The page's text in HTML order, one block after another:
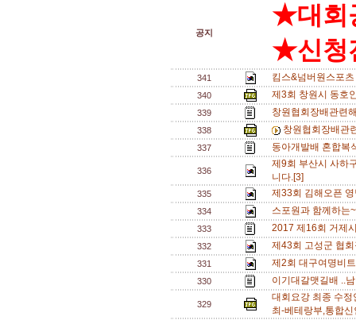
공지
★대회
★신청
341 킴스&넘버원스포
340 제3회 창원시 동호
339 창원협회장배관련
338 창원협회장배관
337 동아개발배 혼합
336
제9회 부산시 사하
니다.[3]
335 제33회 김해오픈
334 스포원과 함께하
333 2017 제16회 거제
332 제43회 고성군 협
331 제2회 대구여명비
330 이기대갈맷길배 ..
329
대회요강 최종 수
최-베테랑부,통합